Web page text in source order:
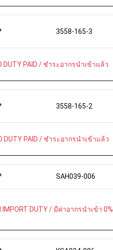
3558-165-3
DUTY PAID / ชำระอากรนำเข้าแล้ว
3558-165-2
DUTY PAID / ชำระอากรนำเข้าแล้ว
SAH039-006
IMPORT DUTY / มีค่าอากรนำเข้า 0%